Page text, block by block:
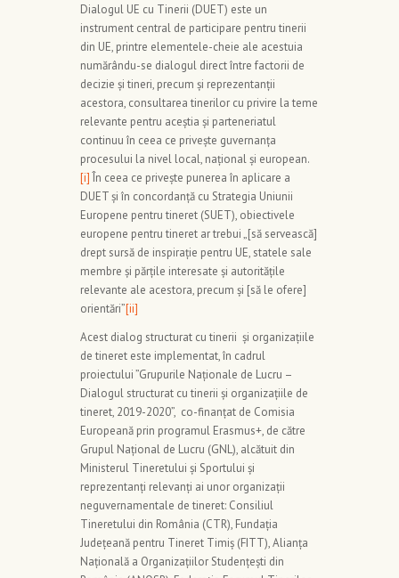
Dialogul UE cu Tinerii (DUET) este un
instrument central de participare pentru tinerii
din UE, printre elementele-cheie ale acestuia
numărându-se dialogul direct între factorii de
decizie și tineri, precum și reprezentanții
acestora, consultarea tinerilor cu privire la teme
relevante pentru aceștia și parteneriatul
continuu în ceea ce privește guvernanța
procesului la nivel local, național și european.
[i]În ceea ce privește punerea în aplicare a
DUET și în concordanță cu Strategia Uniunii
Europene pentru tineret (SUET), obiectivele
europene pentru tineret ar trebui „[să servească]
drept sursă de inspirație pentru UE, statele sale
membre și părțile interesate și autoritățile
relevante ale acestora, precum și [să le ofere]
orientări”[ii]
Acest dialog structurat cu tinerii și organizațiile
de tineret este implementat, în cadrul
proiectului ”Grupurile Naționale de Lucru –
Dialogul structurat cu tinerii și organizațiile de
tineret, 2019-2020”, co-finanțat de Comisia
Europeană prin programul Erasmus+, de către
Grupul Naţional de Lucru (GNL), alcătuit din
Ministerul Tineretului și Sportului și
reprezentanţi relevanți ai unor organizaţii
neguvernamentale de tineret: Consiliul
Tineretului din România (CTR), Fundația
Județeană pentru Tineret Timiș (FITT), Alianța
Națională a Organizațiilor Studențești din